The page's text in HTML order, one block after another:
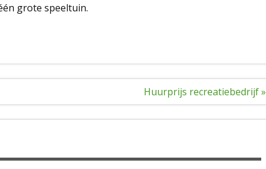
grote speeltuin.
Huurprijs recreatiebedrijf »